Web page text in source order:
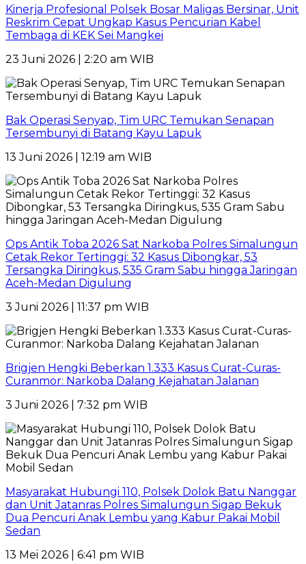
Kinerja Profesional Polsek Bosar Maligas Bersinar, Unit
Reskrim Cepat Ungkap Kasus Pencurian Kabel
Tembaga di KEK Sei Mangkei
23 Juni 2026 | 2:20 am WIB
Bak Operasi Senyap, Tim URC Temukan Senapan
Tersembunyi di Batang Kayu Lapuk
13 Juni 2026 | 12:19 am WIB
Ops Antik Toba 2026 Sat Narkoba Polres Simalungun
Cetak Rekor Tertinggi: 32 Kasus Dibongkar, 53
Tersangka Diringkus, 535 Gram Sabu hingga Jaringan
Aceh-Medan Digulung
3 Juni 2026 | 11:37 pm WIB
Brigjen Hengki Beberkan 1.333 Kasus Curat-Curas-
Curanmor: Narkoba Dalang Kejahatan Jalanan
3 Juni 2026 | 7:32 pm WIB
Masyarakat Hubungi 110, Polsek Dolok Batu Nanggar
dan Unit Jatanras Polres Simalungun Sigap Bekuk
Dua Pencuri Anak Lembu yang Kabur Pakai Mobil
Sedan
13 Mei 2026 | 6:41 pm WIB